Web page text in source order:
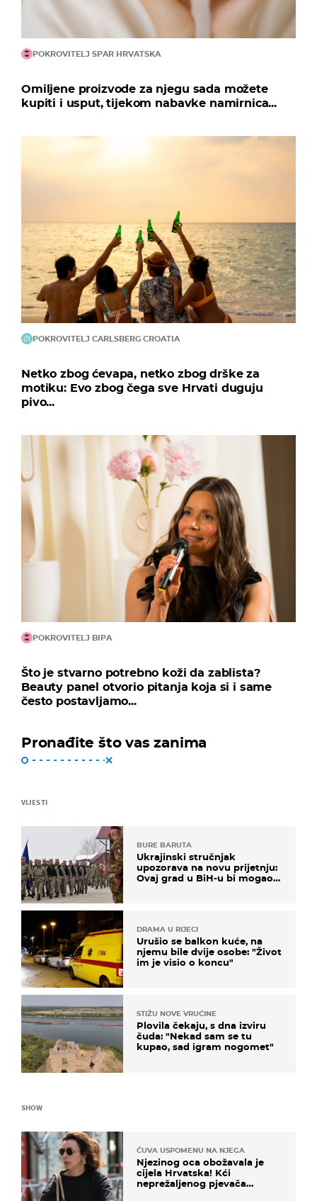
POKROVITELJ SPAR HRVATSKA
Omiljene proizvode za njegu sada možete
kupiti i usput, tijekom nabavke namirnica...
POKROVITELJ CARLSBERG CROATIA
Netko zbog ćevapa, netko zbog drške za
motiku: Evo zbog čega sve Hrvati duguju
pivo...
POKROVITELJ BIPA
Što je stvarno potrebno koži da zablista?
Beauty panel otvorio pitanja koja si i same
često postavljamo...
Pronađite što vas zanima
VIJESTI
BURE BARUTA
Ukrajinski stručnjak
upozorava na novu prijetnju:
Ovaj grad u BiH-u bi mogao
DRAMA U RIJECI
Urušio se balkon kuće, na
njemu bile dvije osobe: "Život
im je visio o koncu"
STIŽU NOVE VRUĆINE
Plovila čekaju, s dna izviru
čuda: "Nekad sam se tu
kupao, sad igram nogomet"
SHOW
ČUVA USPOMENU NA NJEGA
Njezinog oca obožavala je
cijela Hrvatska! Kći
neprežaljenog pjevača